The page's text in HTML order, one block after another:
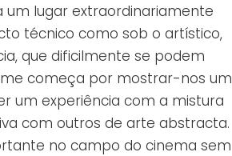
lugar extraordinariamente
técnico como sob o artístico,
que dificilmente se podem
começa por mostrar-nos um
um experiência com a mistura
com outros de arte abstracta.
no campo do cinema sem